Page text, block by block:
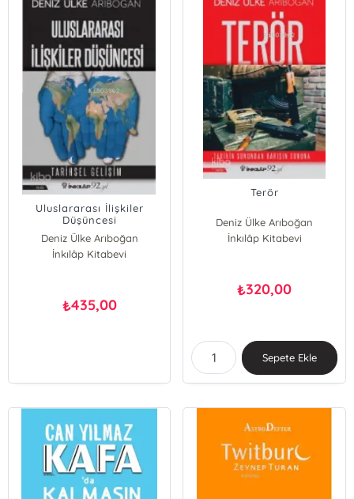
Uluslararası İlişkiler
Düşüncesi
Deniz Ülke Arıboğan
İnkılâp Kitabevi
₺435,00
Terör
Deniz Ülke Arıboğan
İnkılâp Kitabevi
₺320,00
Sepete Ekle